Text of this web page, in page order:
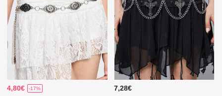
4,80€ -17% 7,28€